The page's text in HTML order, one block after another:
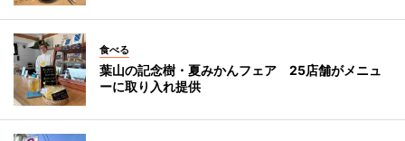
食べる
葉山の記念樹・夏みかんフェア 25店舗がメニュ
ーに取り入れ提供